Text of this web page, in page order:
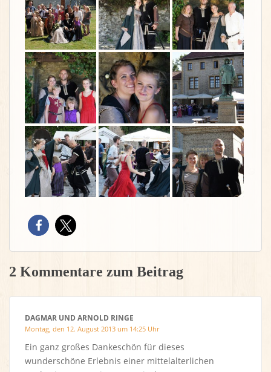
2 Kommentare zum Beitrag
DAGMAR UND ARNOLD RINGE
Montag, den 12. August 2013 um 14:25 Uhr
Ein ganz großes Dankeschön für dieses
wunderschöne Erlebnis einer mittelalterlichen